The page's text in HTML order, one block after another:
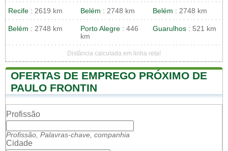
Recife : 2619 km Belém : 2748 km Belém : 2748 km
Belém : 2748 km Porto Alegre : 446
km
Guarulhos : 521 km
Distância calculada em linha reta!
OFERTAS DE EMPREGO PRÓXIMO DE
PAULO FRONTIN
Profissão
Profissão, Palavras-chave, companhia
Cidade